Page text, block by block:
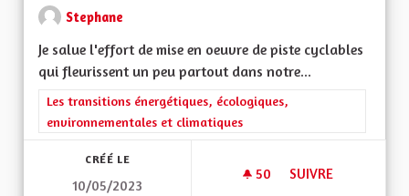
Stephane
Je salue l'effort de mise en oeuvre de piste cyclables
qui fleurissent un peu partout dans notre...
Filtrer les résultats de la catégorie : Les transitions
Les transitions énergétiques, écologiques,
environnementales et climatiques
CRÉÉ LE
10/05/2023
50 50 ABONNÉS
SUIVRE